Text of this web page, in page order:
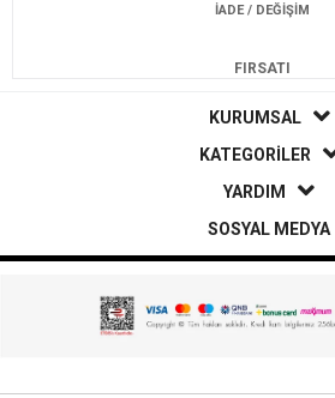
İADE / DEĞİŞİM
FIRSATI
KURUMSAL
KATEGORİLER
YARDIM
SOSYAL MEDYA